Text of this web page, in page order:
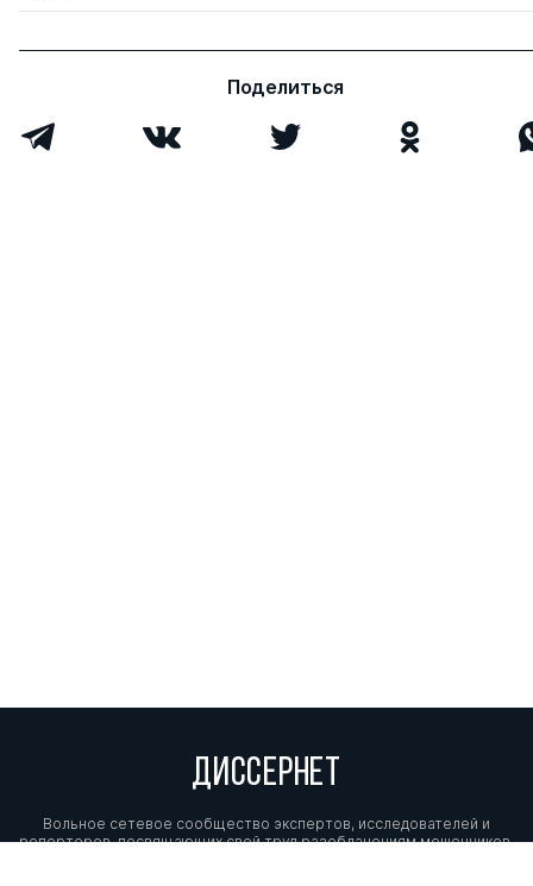
Поделиться
ДИССЕРНЕТ
Вольное сетевое сообщество экспертов, исследователей и
репортеров, посвящающих свой труд разоблачениям мошенников,